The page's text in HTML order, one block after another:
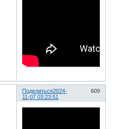
Поделиться 609
2024-
11-07 03:23:51